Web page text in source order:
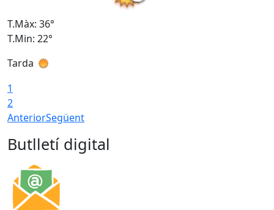
T.Màx: 36°
T.Min: 22°
Tarda
1
2
AnteriorSegüent
Butlletí digital